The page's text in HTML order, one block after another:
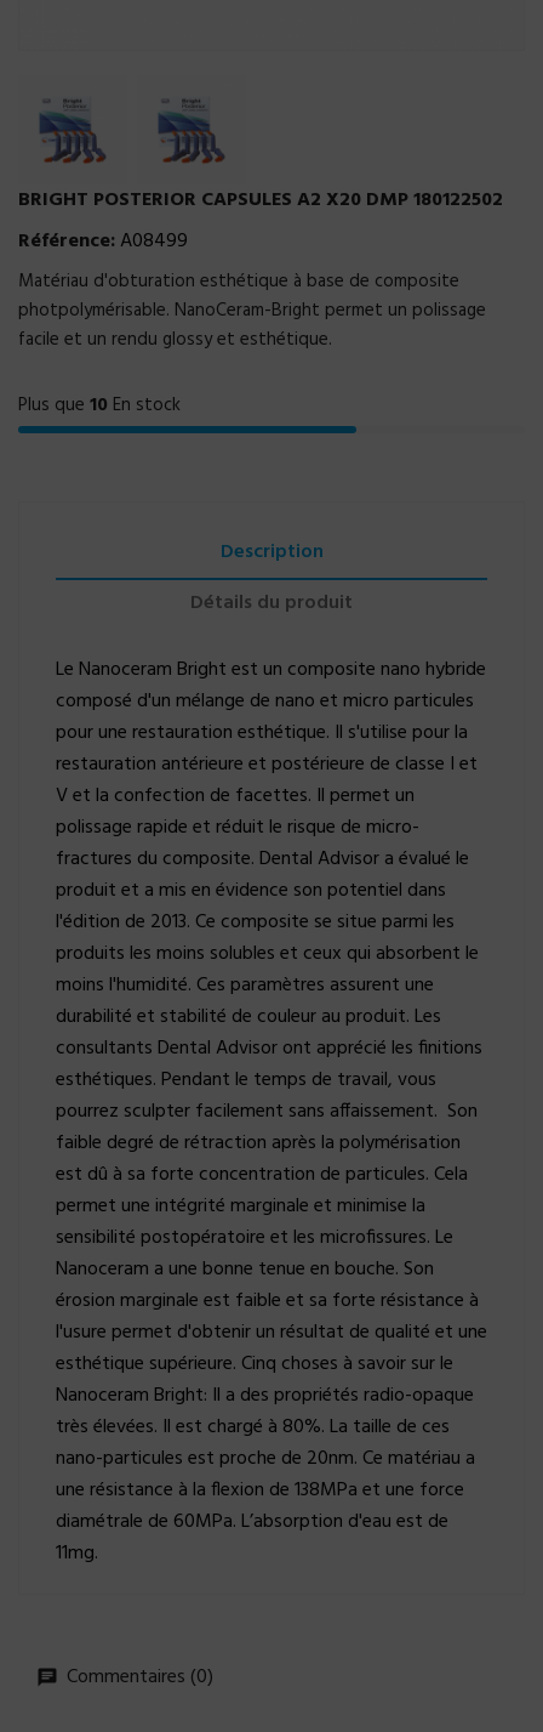
BRIGHT POSTERIOR CAPSULES A2 X20 DMP 180122502
Référence:A08499
Matériau d'obturation esthétique à base de composite
photpolymérisable. NanoCeram-Bright permet un polissage
facile et un rendu glossy et esthétique.
Plus que 10 En stock
Description
Détails du produit
Le Nanoceram Bright est un composite nano hybride
composé d'un mélange de nano et micro particules
pour une restauration esthétique. Il s'utilise pour la
restauration antérieure et postérieure de classe I et
V et la confection de facettes. Il permet un
polissage rapide et réduit le risque de micro-
fractures du composite. Dental Advisor a évalué le
produit et a mis en évidence son potentiel dans
l'édition de 2013. Ce composite se situe parmi les
produits les moins solubles et ceux qui absorbent le
moins l'humidité. Ces paramètres assurent une
durabilité et stabilité de couleur au produit. Les
consultants Dental Advisor ont apprécié les finitions
esthétiques. Pendant le temps de travail, vous
pourrez sculpter facilement sans affaissement. Son
faible degré de rétraction après la polymérisation
est dû à sa forte concentration de particules. Cela
permet une intégrité marginale et minimise la
sensibilité postopératoire et les microfissures. Le
Nanoceram a une bonne tenue en bouche. Son
érosion marginale est faible et sa forte résistance à
l'usure permet d'obtenir un résultat de qualité et une
esthétique supérieure. Cinq choses à savoir sur le
Nanoceram Bright: Il a des propriétés radio-opaque
très élevées. Il est chargé à 80%. La taille de ces
nano-particules est proche de 20nm. Ce matériau a
une résistance à la flexion de 138MPa et une force
diamétrale de 60MPa. L’absorption d'eau est de
11mg.
Commentaires (0)